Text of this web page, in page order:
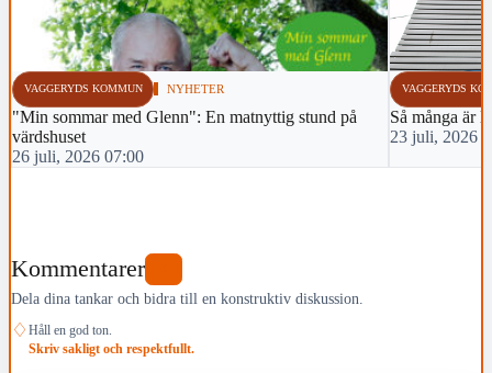
VAGGERYDS KOMMUN NYHETER
"Min sommar med Glenn": En matnyttig stund på
värdshuset
26 juli, 2026 07:00
VAGGERYDS
Så många är
23 juli, 2026
Kommentarer
Dela dina tankar och bidra till en konstruktiv diskussion.
♢ Håll en god ton.
Skriv sakligt och respektfullt.